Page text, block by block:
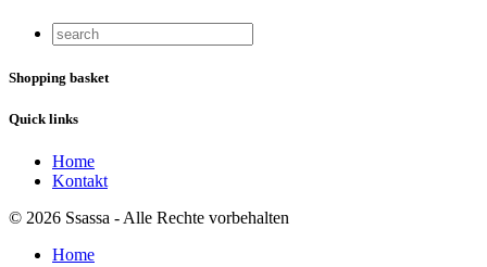
Shopping basket
Quick links
Home
Kontakt
© 2026 Ssassa - Alle Rechte vorbehalten
Home